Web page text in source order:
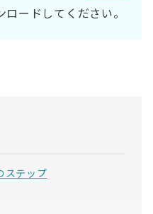
ードしてください。
ステップ